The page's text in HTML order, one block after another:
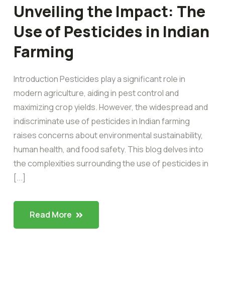
Unveiling the Impact: The
Use of Pesticides in Indian
Farming
Introduction Pesticides play a significant role in
modern agriculture, aiding in pest control and
maximizing crop yields. However, the widespread and
indiscriminate use of pesticides in Indian farming
raises concerns about environmental sustainability,
human health, and food safety. This blog delves into
the complexities surrounding the use of pesticides in
[...]
Read More